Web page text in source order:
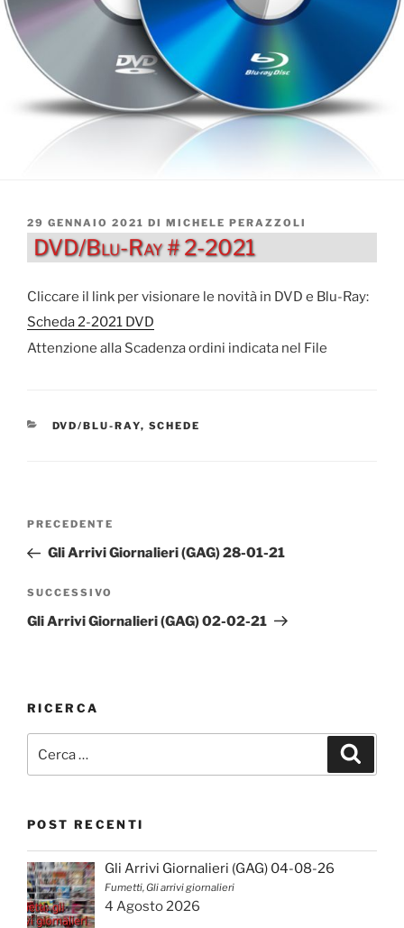
PUBBLICATO
IL
29 GENNAIO 2021 DI MICHELE PERAZZOLI
DVD/Blu-Ray # 2-2021
Cliccare il link per visionare le novità in DVD e Blu-Ray:
Scheda 2-2021 DVD
Attenzione alla Scadenza ordini indicata nel File
CATEGORIE
DVD/BLU-RAY, SCHEDE
Navigazione
Articolo
precedente:
PRECEDENTE
Gli Arrivi Giornalieri (GAG) 28-01-21
Articolo
successivo
SUCCESSIVO
Gli Arrivi Giornalieri (GAG) 02-02-21
RICERCA
POST RECENTI
Gli Arrivi Giornalieri (GAG) 04-08-26
Fumetti, Gli arrivi giornalieri
4 Agosto 2026